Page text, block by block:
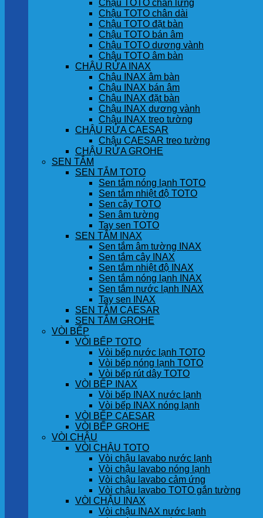
Chậu TOTO chân lửng
Chậu TOTO chân dài
Chậu TOTO đặt bàn
Chậu TOTO bán âm
Chậu TOTO dương vành
Chậu TOTO âm bàn
CHẬU RỬA INAX
Chậu INAX âm bàn
Chậu INAX bán âm
Chậu INAX đặt bàn
Chậu INAX dương vành
Chậu INAX treo tường
CHẬU RỬA CAESAR
Chậu CAESAR treo tường
CHẬU RỬA GROHE
SEN TẮM
SEN TẮM TOTO
Sen tắm nóng lạnh TOTO
Sen tắm nhiệt độ TOTO
Sen cây TOTO
Sen âm tường
Tay sen TOTO
SEN TẮM INAX
Sen tắm âm tường INAX
Sen tắm cây INAX
Sen tắm nhiệt độ INAX
Sen tắm nóng lạnh INAX
Sen tắm nước lạnh INAX
Tay sen INAX
SEN TẮM CAESAR
SEN TẮM GROHE
VÒI BẾP
VÒI BẾP TOTO
Vòi bếp nước lạnh TOTO
Vòi bếp nóng lạnh TOTO
Vòi bếp rút dây TOTO
VÒI BẾP INAX
Vòi bếp INAX nước lạnh
Vòi bếp INAX nóng lạnh
VÒI BẾP CAESAR
VÒI BẾP GROHE
VÒI CHẬU
VÒI CHẬU TOTO
Vòi chậu lavabo nước lạnh
Vòi chậu lavabo nóng lạnh
Vòi chậu lavabo cảm ứng
Vòi chậu lavabo TOTO gắn tường
VÒI CHẬU INAX
Vòi chậu INAX nước lạnh